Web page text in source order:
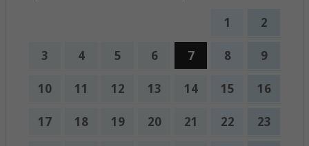
1 2
3 4 5 6 7 8 9
10 11 12 13 14 15 16
17 18 19 20 21 22 23